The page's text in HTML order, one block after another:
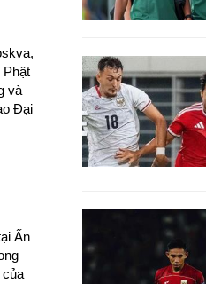
Phật
và
Đại
Ấn
của